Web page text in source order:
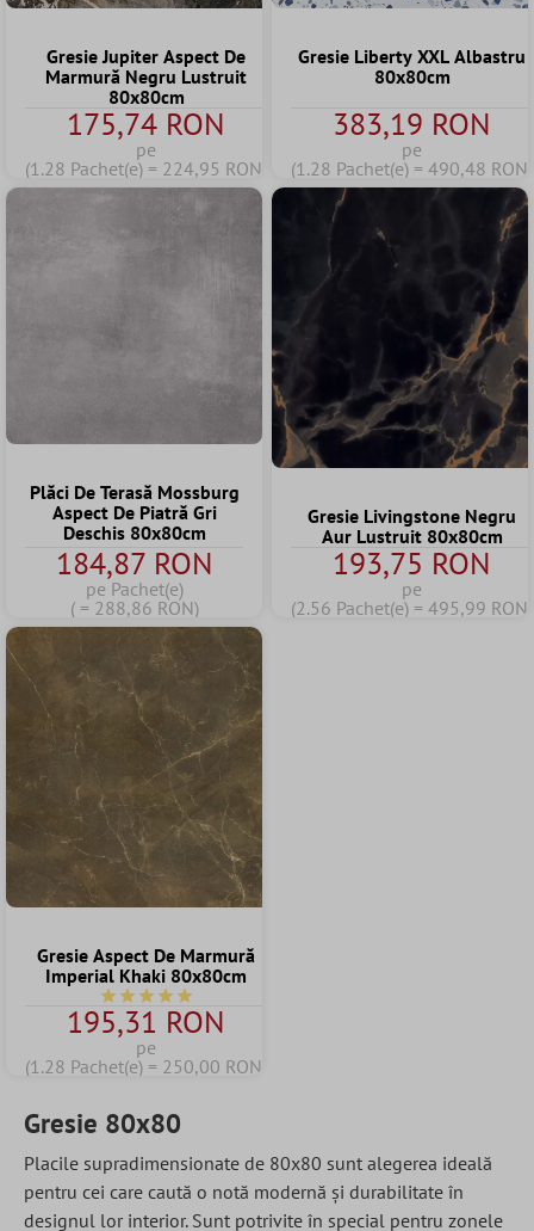
Gresie Jupiter Aspect De
Marmură Negru Lustruit
80x80cm
175,74 RON
pe
(1.28 Pachet(e) = 224,95 RON)
Gresie Liberty XXL Albastru
80x80cm
383,19 RON
pe
(1.28 Pachet(e) = 490,48 RON)
Plăci De Terasă Mossburg
Aspect De Piatră Gri
Deschis 80x80cm
184,87 RON
pe Pachet(e)
( = 288,86 RON)
Gresie Livingstone Negru
Aur Lustruit 80x80cm
193,75 RON
pe
(2.56 Pachet(e) = 495,99 RON)
Gresie Aspect De Marmură
Imperial Khaki 80x80cm
Durchschnittliche Bewertung von 5 von 5 Sternen
195,31 RON
pe
(1.28 Pachet(e) = 250,00 RON)
Gresie 80x80
Placile supradimensionate de 80x80 sunt alegerea ideală
pentru cei care caută o notă modernă și durabilitate în
designul lor interior. Sunt potrivite în special pentru zonele